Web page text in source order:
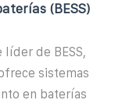
(BESS)
de BESS,
ofrece sistemas
en baterías